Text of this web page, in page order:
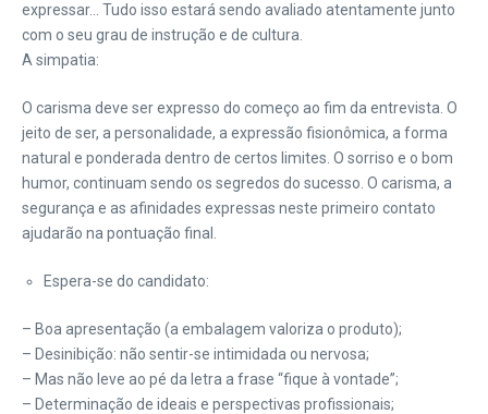
expressar… Tudo isso estará sendo avaliado atentamente junto
com o seu grau de instrução e de cultura.
A simpatia:
O carisma deve ser expresso do começo ao fim da entrevista. O
jeito de ser, a personalidade, a expressão fisionômica, a forma
natural e ponderada dentro de certos limites. O sorriso e o bom
humor, continuam sendo os segredos do sucesso. O carisma, a
segurança e as afinidades expressas neste primeiro contato
ajudarão na pontuação final.
Espera-se do candidato:
– Boa apresentação (a embalagem valoriza o produto);
– Desinibição: não sentir-se intimidada ou nervosa;
– Mas não leve ao pé da letra a frase “fique à vontade”;
– Determinação de ideais e perspectivas profissionais;